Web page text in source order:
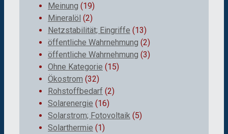
Meinung (19)
Mineralöl (2)
Netzstabilität; Eingriffe (13)
öffentliche Wahrnehmung (2)
öffentliche Wahrnehmung (3)
Ohne Kategorie (15)
Ökostrom (32)
Rohstoffbedarf (2)
Solarenergie (16)
Solarstrom; Fotovoltaik (5)
Solarthermie (1)